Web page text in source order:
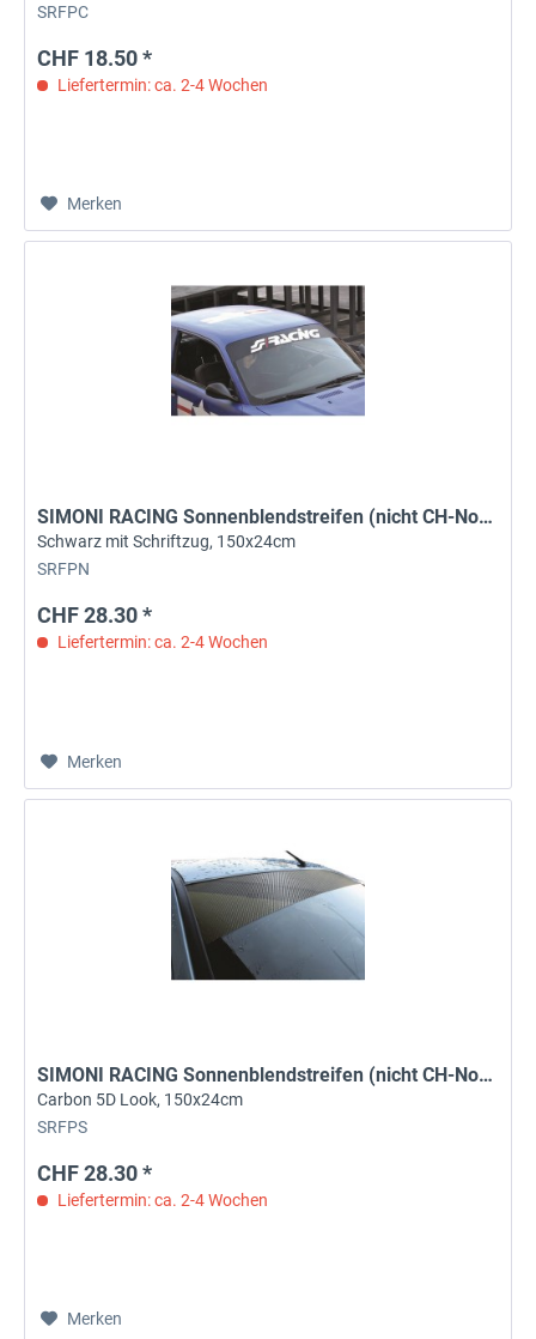
SRFPC
CHF 18.50 *
Liefertermin: ca. 2-4 Wochen
Merken
SIMONI RACING Sonnenblendstreifen (nicht CH-Norm)
Schwarz mit Schriftzug, 150x24cm
SRFPN
CHF 28.30 *
Liefertermin: ca. 2-4 Wochen
Merken
SIMONI RACING Sonnenblendstreifen (nicht CH-Norm)
Carbon 5D Look, 150x24cm
SRFPS
CHF 28.30 *
Liefertermin: ca. 2-4 Wochen
Merken